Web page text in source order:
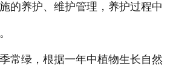
的养护、维护管理，养护过程中
绿，根据一年中植物生长自然